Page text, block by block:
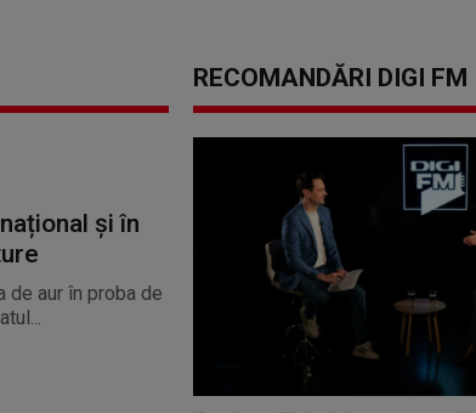
și în
de aur în proba de
RECOMANDĂRI DIGI FM